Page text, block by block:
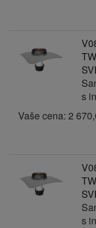
s
Vaše cena: 2
s